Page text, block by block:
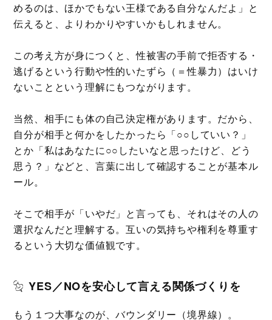
めるのは、ほかでもない王様である自分なんだよ」と
伝えると、よりわかりやすいかもしれません。
この考え方が身につくと、性被害の手前で拒否する・
逃げるという行動や性的いたずら（＝性暴力）はいけ
ないことという理解にもつながります。
当然、相手にも体の自己決定権があります。だから、
自分が相手と何かをしたかったら「○○していい？」
とか「私はあなたに○○したいなと思ったけど、どう
思う？」などと、言葉に出して確認することが基本ル
ール。
そこで相手が「いやだ」と言っても、それはその人の
選択なんだと理解する。互いの気持ちや権利を尊重す
るという大切な価値観です。
YES／NOを安心して言える関係づくりを
もう１つ大事なのが、バウンダリー（境界線）。